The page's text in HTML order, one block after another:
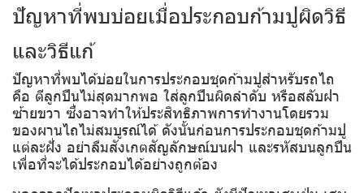
ปัญหาที่พบบ่อยเมื่อประกอบก้ามปูผิดวิธี
และวิธีแก้
ปัญหาที่พบได้บ่อยในการประกอบชุดก้ามปูสำหรับรถไถ
คือ ตีลูกปืนไม่สุดมากพอ ใส่ลูกปืนผิดลำดับ หรือสลับฝา
ซ้ายขวา ซึ่งอาจทำให้ประสิทธิภาพการทำงานโดยรวม
ของผานไถไม่สมบูรณ์ได้ ดังนั้นก่อนการประกอบชุดก้ามปู
แต่ละฝั่ง อย่าลืมสังเกตสัญลักษณ์บนฝา และรหัสบนลูกปืน
เพื่อที่จะได้ประกอบได้อย่างถูกต้อง